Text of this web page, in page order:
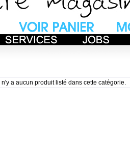
Il n'y a aucun produit listé dans cette catégorie.